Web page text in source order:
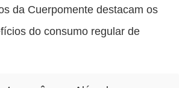
da Cuerpomente destacam os
do consumo regular de